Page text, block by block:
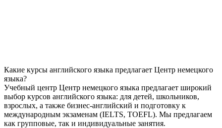
Какие курсы английского языка предлагает Центр немецкого
языка?
Учебный центр Центр немецкого языка предлагает широкий
выбор курсов английского языка: для детей, школьников,
взрослых, а также бизнес-английский и подготовку к
международным экзаменам (IELTS, TOEFL). Мы предлагаем
как групповые, так и индивидуальные занятия.